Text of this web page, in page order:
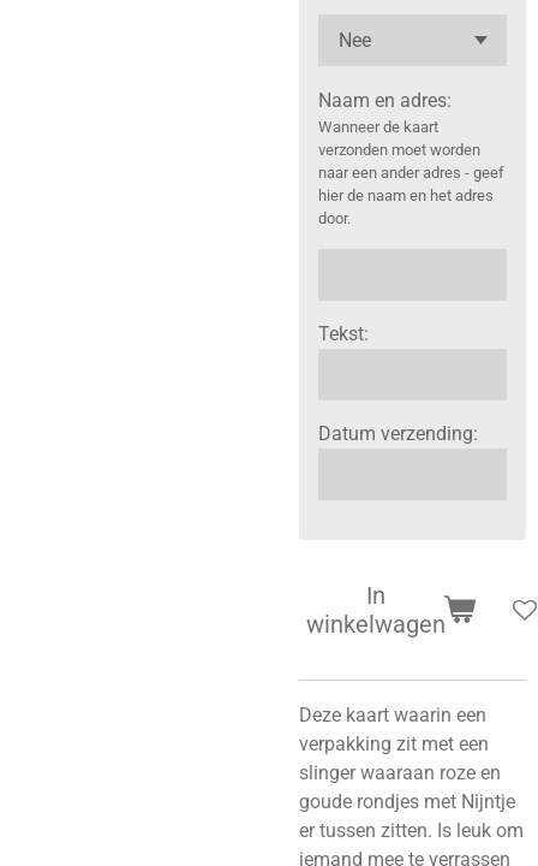
Naam en adres:
Wanneer de kaart
verzonden moet worden
naar een ander adres - geef
hier de naam en het adres
door.
Tekst:
Datum verzending:
In
winkelwagen
Deze kaart waarin een
verpakking zit met een
slinger waaraan roze en
goude rondjes met Nijntje
er tussen zitten. Is leuk om
iemand mee te verrassen